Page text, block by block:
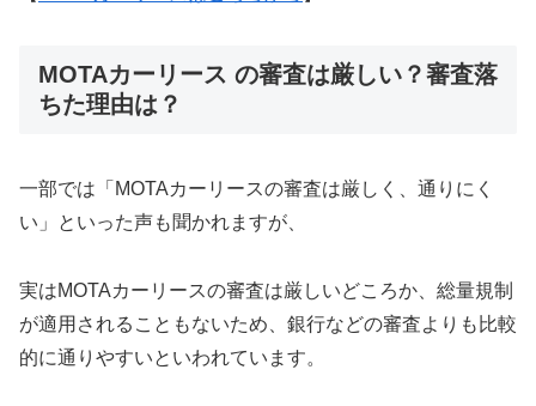
MOTAカーリース の審査は厳しい？審査落
ちた理由は？
一部では「MOTAカーリースの審査は厳しく、通りにく
い」といった声も聞かれますが、
実はMOTAカーリースの審査は厳しいどころか、総量規制
が適用されることもないため、銀行などの審査よりも比較
的に通りやすいといわれています。